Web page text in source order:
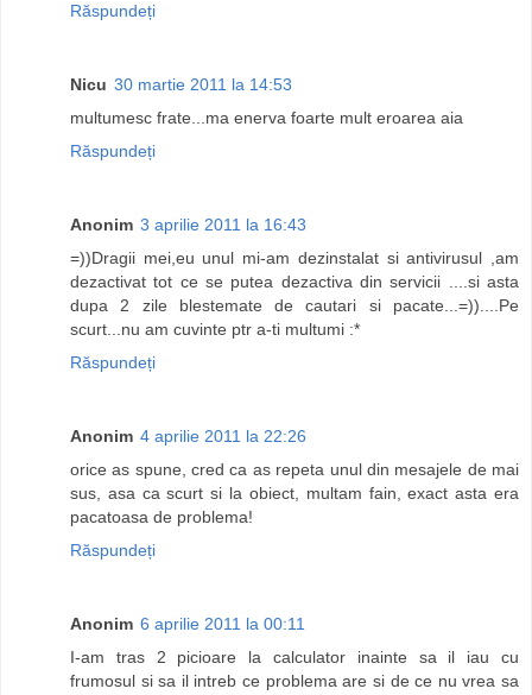
Răspundeți
Nicu 30 martie 2011 la 14:53
multumesc frate...ma enerva foarte mult eroarea aia
Răspundeți
Anonim 3 aprilie 2011 la 16:43
=))Dragii mei,eu unul mi-am dezinstalat si antivirusul ,am
dezactivat tot ce se putea dezactiva din servicii ....si asta
dupa 2 zile blestemate de cautari si pacate...=))....Pe
scurt...nu am cuvinte ptr a-ti multumi :*
Răspundeți
Anonim 4 aprilie 2011 la 22:26
orice as spune, cred ca as repeta unul din mesajele de mai
sus, asa ca scurt si la obiect, multam fain, exact asta era
pacatoasa de problema!
Răspundeți
Anonim 6 aprilie 2011 la 00:11
I-am tras 2 picioare la calculator inainte sa il iau cu
frumosul si sa il intreb ce problema are si de ce nu vrea sa